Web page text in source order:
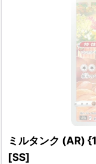
ミルタンク (AR)
[SS]